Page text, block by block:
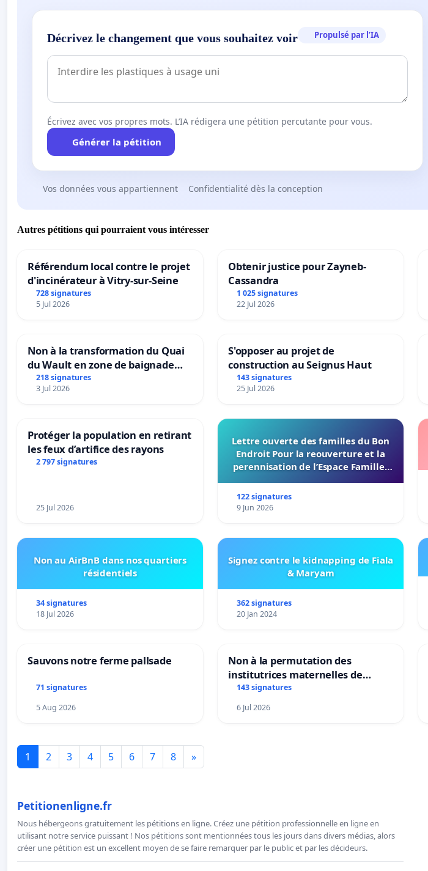
Décrivez le changement que vous souhaitez voir Propulsé par l’IA
Écrivez avec vos propres mots. L’IA rédigera une pétition percutante pour vous.
Générer la pétition
Vos données vous appartiennent Confidentialité dès la conception
Autres pétitions qui pourraient vous intéresser
Référendum local contre le projet
d'incinérateur à Vitry-sur-Seine
728 signatures
5 Jul 2026
Obtenir justice pour Zayneb-
Cassandra
1 025 signatures
22 Jul 2026
Non à la transformation du Quai
du Wault en zone de baignade
urbaine
218 signatures
3 Jul 2026
S'opposer au projet de
construction au Seignus Haut
143 signatures
25 Jul 2026
Protéger la population en retirant
les feux d’artifice des rayons
2 797 signatures
25 Jul 2026
Lettre ouverte des familles du Bon
Endroit Pour la reouverture et la
perennisation de l’Espace Familles
122 signatures
9 Jun 2026
Non au AirBnB dans nos quartiers
résidentiels
34 signatures
18 Jul 2026
Signez contre le kidnapping de Fiala
& Maryam
362 signatures
20 Jan 2024
Sauvons notre ferme pallsade
71 signatures
5 Aug 2026
Non à la permutation des
institutrices maternelles de
Bléharies et Laplaigne !
Préservons la stabilité de nos
enfants.
143 signatures
6 Jul 2026
1 2 3 4 5 6 7 8 »
Petitionenligne.fr
Nous hébergeons gratuitement les pétitions en ligne. Créez une pétition professionnelle en ligne en
utilisant notre service puissant ! Nos pétitions sont mentionnées tous les jours dans divers médias, alors
créer une pétition est un excellent moyen de se faire remarquer par le public et par les décideurs.